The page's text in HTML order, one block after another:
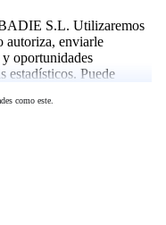
S.L. Utilizaremos
autoriza, enviarle
oportunidades
estadísticos. Puede
en la
como este.